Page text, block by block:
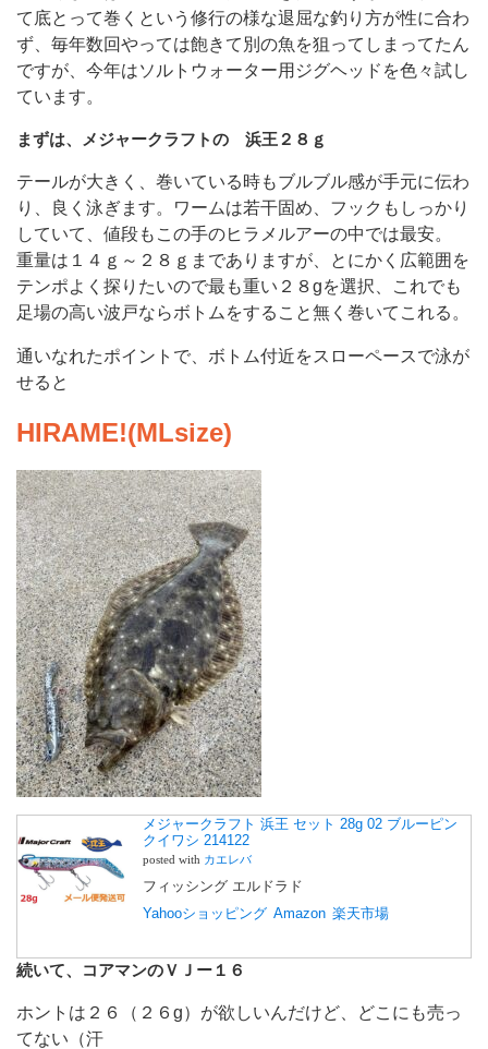
て底とって巻くという修行の様な退屈な釣り方が性に合わ
ず、毎年数回やっては飽きて別の魚を狙ってしまってたん
ですが、今年はソルトウォーター用ジグヘッドを色々試し
ています。
まずは、メジャークラフトの 浜王２８ｇ
テールが大きく、巻いている時もブルブル感が手元に伝わ
り、良く泳ぎます。ワームは若干固め、フックもしっかり
していて、値段もこの手のヒラメルアーの中では最安。
重量は１４ｇ～２８ｇまでありますが、とにかく広範囲を
テンポよく探りたいので最も重い２８gを選択、これでも
足場の高い波戸ならボトムをすること無く巻いてこれる。
通いなれたポイントで、ボトム付近をスローペースで泳が
せると
HIRAME!(MLsize)
メジャークラフト 浜王 セット 28g 02 ブルーピン
クイワシ 214122
posted with カエレバ
フィッシング エルドラド
Yahooショッピング Amazon 楽天市場
続いて、コアマンのＶＪー１６
ホントは２６（２６g）が欲しいんだけど、どこにも売っ
てない（汗